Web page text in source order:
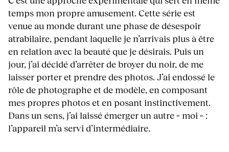
temps mon propre amusement. Cette série est
venue au monde durant une phase de désespoir
atrabilaire, pendant laquelle je n’arrivais plus à être
en relation avec la beauté que je désirais. Puis un
jour, j’ai décidé d’arrêter de broyer du noir, de me
laisser porter et prendre des photos. J’ai endossé le
rôle de photographe et de modèle, en composant
mes propres photos et en posant instinctivement.
Dans un sens, j’ai laissé émerger un autre « moi » :
l’appareil m’a servi d’intermédiaire.